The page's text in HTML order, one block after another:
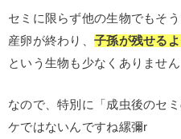
セミに限らず他の生物でもそ
産卵が終わり、子孫が残せる
という生物も少なくありません
なので、特別に「成虫後のセ
ケではないんですね縲彌r